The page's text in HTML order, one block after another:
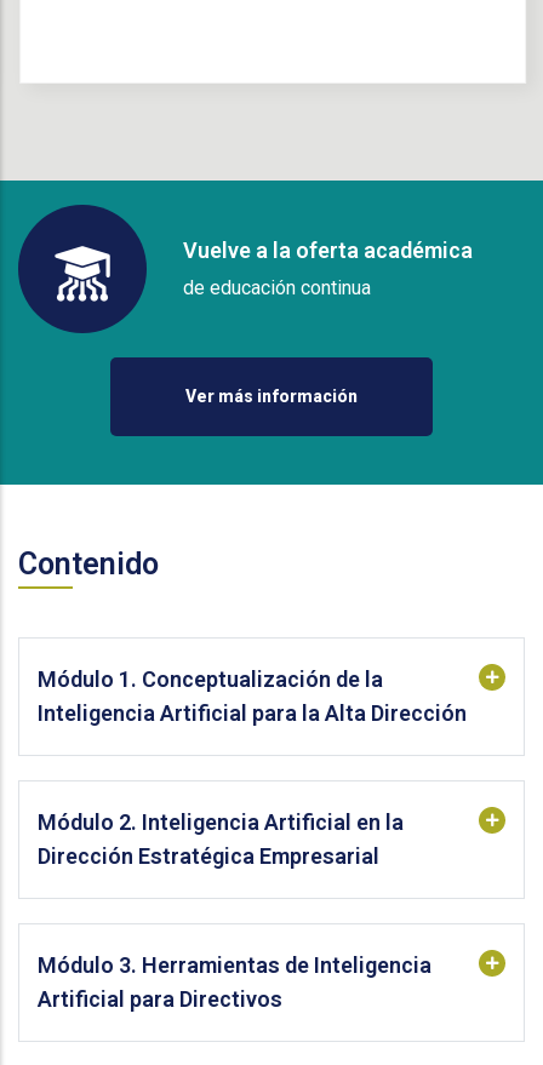
Vuelve a la oferta académica
de educación continua
Ver más información
Contenido
Módulo 1. Conceptualización de la
Inteligencia Artificial para la Alta Dirección
Módulo 2. Inteligencia Artificial en la
Dirección Estratégica Empresarial
Módulo 3. Herramientas de Inteligencia
Artificial para Directivos